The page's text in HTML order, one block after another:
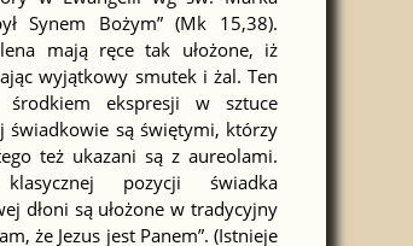
Synem Bożym” (Mk 15,38).
mają ręce tak ułożone, iż
wyjątkowy smutek i żal. Ten
środkiem ekspresji w sztuce
świadkowie są świętymi, którzy
też ukazani są z aureolami.
pozycji świadka
dłoni są ułożone w tradycyjny
że Jezus jest Panem”. (Istnieje